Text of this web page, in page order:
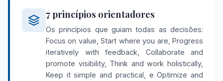
7 princípios orientadores
Os princípios que guiam todas as decisões:
Focus on value, Start where you are, Progress
iteratively with feedback, Collaborate and
promote visibility, Think and work holistically,
Keep it simple and practical, e Optimize and